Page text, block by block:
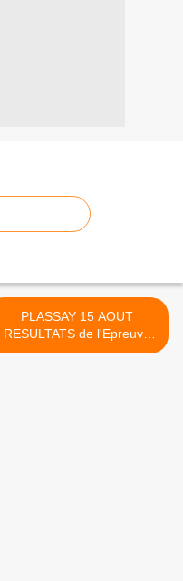
PLASSAY 15 AOUT
RESULTATS de l'Epreuve
2e,3e,Juniors >